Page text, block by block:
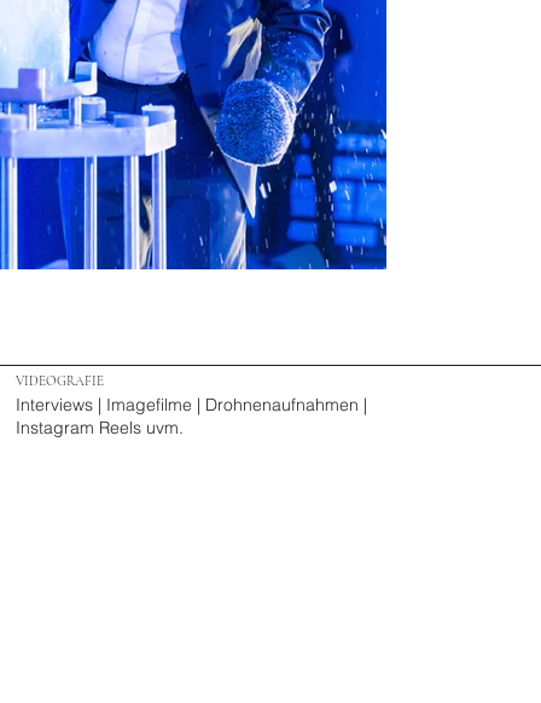
VIDEOGRAFIE
Interviews | Imagefilme | Drohnenaufnahmen |
Instagram Reels uvm.